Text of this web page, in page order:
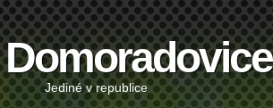
Domoradovice
Jediné v republice